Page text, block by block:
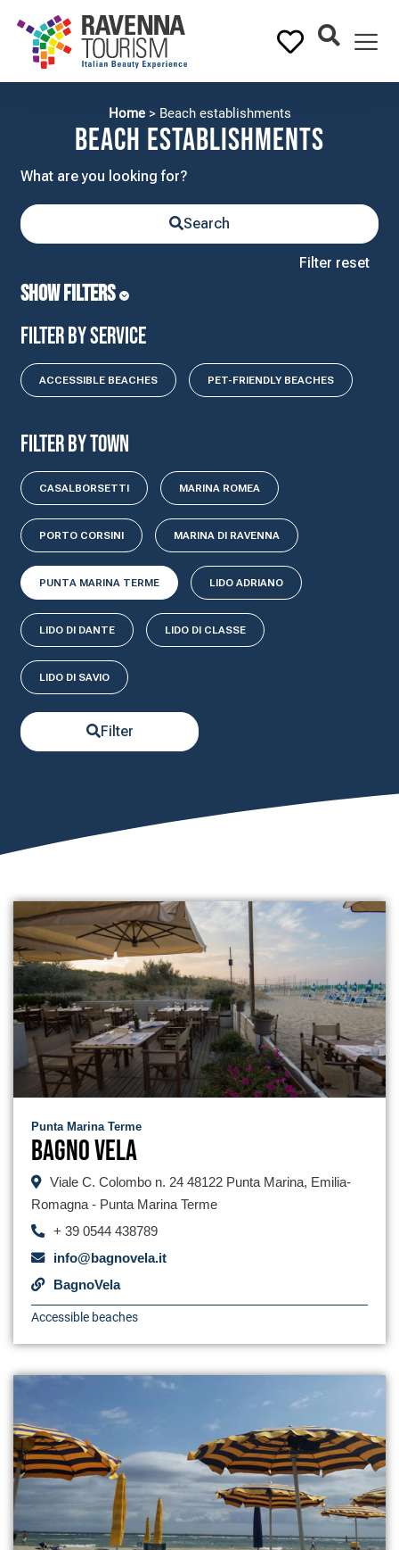
Home> Beach establishments
Beach establishments
Search
Filter reset
SHOW FILTERS
Filter by service
ACCESSIBLE BEACHES PET-FRIENDLY BEACHES
Filter by town
CASALBORSETTI MARINA ROMEA
PORTO CORSINI MARINA DI RAVENNA
PUNTA MARINA TERME LIDO ADRIANO
LIDO DI DANTE LIDO DI CLASSE
LIDO DI SAVIO
Filter
Punta Marina Terme
Bagno Vela
Viale C. Colombo n. 24 48122 Punta Marina, Emilia-
Romagna - Punta Marina Terme
+ 39 0544 438789
info@bagnovela.it
BagnoVela
Accessible beaches